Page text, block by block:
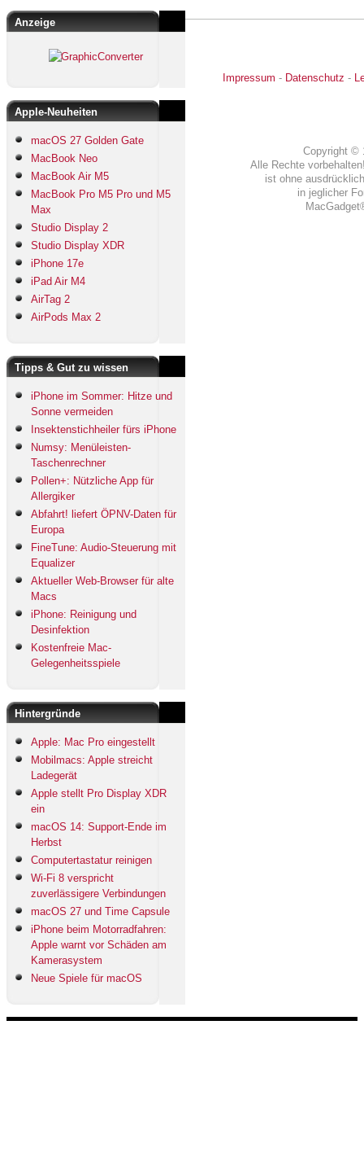
Anzeige
Apple-Neuheiten
macOS 27 Golden Gate
MacBook Neo
MacBook Air M5
MacBook Pro M5 Pro und M5
Max
Studio Display 2
Studio Display XDR
iPhone 17e
iPad Air M4
AirTag 2
AirPods Max 2
Tipps & Gut zu wissen
iPhone im Sommer: Hitze und
Sonne vermeiden
Insektenstichheiler fürs iPhone
Numsy: Menüleisten-
Taschenrechner
Pollen+: Nützliche App für
Allergiker
Abfahrt! liefert ÖPNV-Daten für
Europa
FineTune: Audio-Steuerung mit
Equalizer
Aktueller Web-Browser für alte
Macs
iPhone: Reinigung und
Desinfektion
Kostenfreie Mac-
Gelegenheitsspiele
Hintergründe
Apple: Mac Pro eingestellt
Mobilmacs: Apple streicht
Ladegerät
Apple stellt Pro Display XDR
ein
macOS 14: Support-Ende im
Herbst
Computertastatur reinigen
Wi-Fi 8 verspricht
zuverlässigere Verbindungen
macOS 27 und Time Capsule
iPhone beim Motorradfahren:
Apple warnt vor Schäden am
Kamerasystem
Neue Spiele für macOS
Impressum - Datenschutz -
Copyright ©
Alle Rechte
ist ohne
in jeglicher